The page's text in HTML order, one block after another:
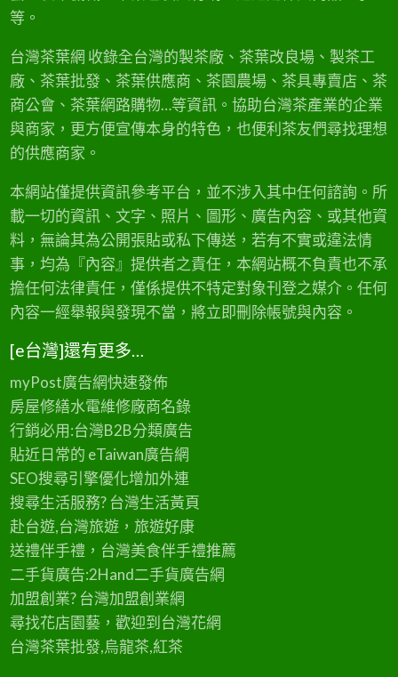
等。
台灣茶葉網 收錄全台灣的製茶廠、茶葉改良場、製茶工
廠、茶葉批發、茶葉供應商、茶園農場、茶具專賣店、茶
商公會、茶葉網路購物…等資訊。協助台灣茶產業的企業
與商家，更方便宣傳本身的特色，也便利茶友們尋找理想
的供應商家。
本網站僅提供資訊參考平台，並不涉入其中任何諮詢。所
載一切的資訊、文字、照片、圖形、廣告內容、或其他資
料，無論其為公開張貼或私下傳送，若有不實或違法情
事，均為『內容』提供者之責任，本網站概不負責也不承
擔任何法律責任，僅係提供不特定對象刊登之媒介。任何
內容一經舉報與發現不當，將立即刪除帳號與內容。
[e台灣]還有更多…
myPost廣告網快速發佈
房屋修繕水電維修廠商名錄
行銷必用:台灣B2B分類廣告
貼近日常的 eTaiwan廣告網
SEO搜尋引擎優化增加外連
搜尋生活服務? 台灣生活黃頁
赴台遊,台灣旅遊，旅遊好康
送禮伴手禮，台灣美食伴手禮推薦
二手貨廣告:2Hand二手貨廣告網
加盟創業? 台灣加盟創業網
尋找花店園藝，歡迎到台灣花網
台灣茶葉批發,烏龍茶,紅茶